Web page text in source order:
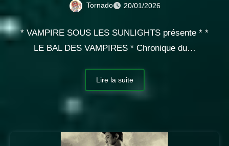
Tornado 20/01/2026
* VAMPIRE SOUS LES SUNLIGHTS présente * *
LE BAL DES VAMPIRES * Chronique du…
Lire la suite